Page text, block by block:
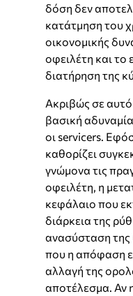
δόση δεν
κατάτμηση του
οικονομικής
οφειλέτη και το
διατήρηση της
Ακριβώς σε αυτό
βασική
οι servicers.
καθορίζει
γνώμονα τις
οφειλέτη, η
κεφάλαιο που
διάρκεια της
ανασύσταση της
που η απόφαση
αλλαγή της
αποτέλεσμα. Αν